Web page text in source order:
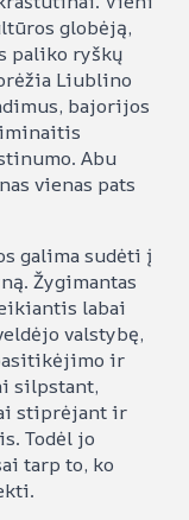
globėją,
paliko ryškų
Liublino
bajorijos
Abu
vienas pats
galima sudėti į
Žygimantas
labai
valstybę,
ir
silpstant,
stiprėjant ir
Todėl jo
tarp to, ko